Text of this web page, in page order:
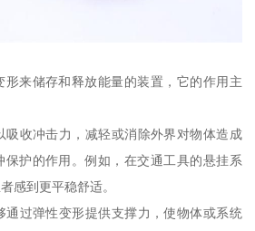
来储存和释放能量的装置，它的作用主
吸收冲击力，减轻或消除外界对物体造成
保护的作用。例如，在交通工具的悬挂系
感到更平稳舒适。
通过弹性变形提供支撑力，使物体或系统